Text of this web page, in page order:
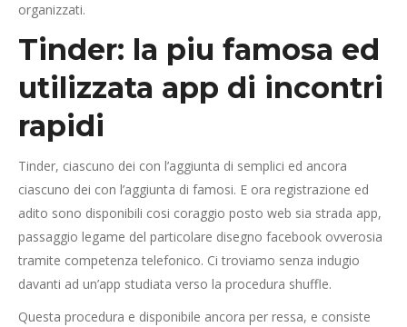
organizzati.
Tinder: la piu famosa ed
utilizzata app di incontri
rapidi
Tinder, ciascuno dei con l’aggiunta di semplici ed ancora
ciascuno dei con l’aggiunta di famosi. E ora registrazione ed
adito sono disponibili cosi coraggio posto web sia strada app,
passaggio legame del particolare disegno facebook ovverosia
tramite competenza telefonico. Ci troviamo senza indugio
davanti ad un’app studiata verso la procedura shuffle.
Questa procedura e disponibile ancora per ressa, e consiste